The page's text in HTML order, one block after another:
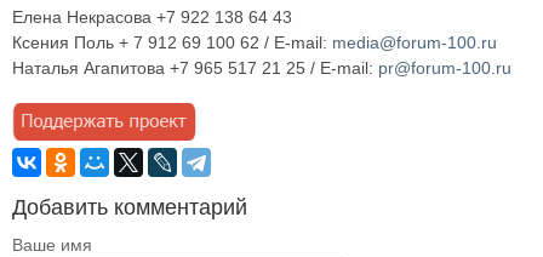
Елена Некрасова +7 922 138 64 43
Ксения Поль + 7 912 69 100 62 / E-mail: media@forum-100.ru
Наталья Агапитова +7 965 517 21 25 / E-mail: pr@forum-100.ru
Добавить комментарий
Ваше имя